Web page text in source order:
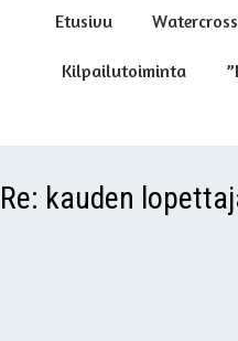
Etusivu Watercross
Kilpailutoiminta
Re: kauden